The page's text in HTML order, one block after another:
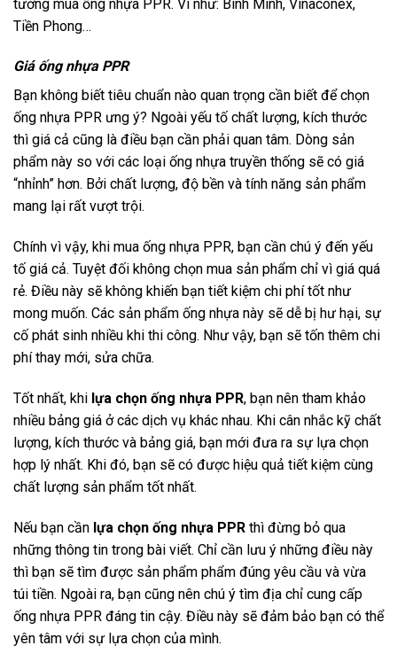
tưởng mua ống nhựa PPR. Ví như: Bình Minh, Vinaconex,
Tiền Phong…
Giá ống nhựa PPR
Bạn không biết tiêu chuẩn nào quan trọng cần biết để chọn
ống nhựa PPR ưng ý? Ngoài yếu tố chất lượng, kích thước
thì giá cả cũng là điều bạn cần phải quan tâm. Dòng sản
phẩm này so với các loại ống nhựa truyền thống sẽ có giá
“nhỉnh” hơn. Bởi chất lượng, độ bền và tính năng sản phẩm
mang lại rất vượt trội.
Chính vì vậy, khi mua ống nhựa PPR, bạn cần chú ý đến yếu
tố giá cả. Tuyệt đối không chọn mua sản phẩm chỉ vì giá quá
rẻ. Điều này sẽ không khiến bạn tiết kiệm chi phí tốt như
mong muốn. Các sản phẩm ống nhựa này sẽ dễ bị hư hại, sự
cố phát sinh nhiều khi thi công. Như vậy, bạn sẽ tốn thêm chi
phí thay mới, sửa chữa.
Tốt nhất, khi lựa chọn ống nhựa PPR, bạn nên tham khảo
nhiều bảng giá ở các dịch vụ khác nhau. Khi cân nhắc kỹ chất
lượng, kích thước và bảng giá, bạn mới đưa ra sự lựa chọn
hợp lý nhất. Khi đó, bạn sẽ có được hiệu quả tiết kiệm cùng
chất lượng sản phẩm tốt nhất.
Nếu bạn cần lựa chọn ống nhựa PPR thì đừng bỏ qua
những thông tin trong bài viết. Chỉ cần lưu ý những điều này
thì bạn sẽ tìm được sản phẩm phẩm đúng yêu cầu và vừa
túi tiền. Ngoài ra, bạn cũng nên chú ý tìm địa chỉ cung cấp
ống nhựa PPR đáng tin cậy. Điều này sẽ đảm bảo bạn có thể
yên tâm với sự lựa chọn của mình.